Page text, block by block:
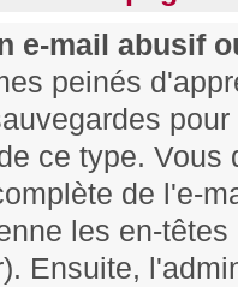
e-mail abusif
peinés
ce type.
de l'e-
les en-
Ensuite,